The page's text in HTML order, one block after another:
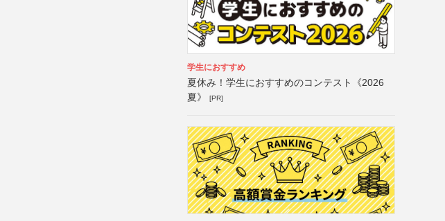
学生におすすめ
夏休み！学生におすすめのコンテスト《2026
夏》
[PR]